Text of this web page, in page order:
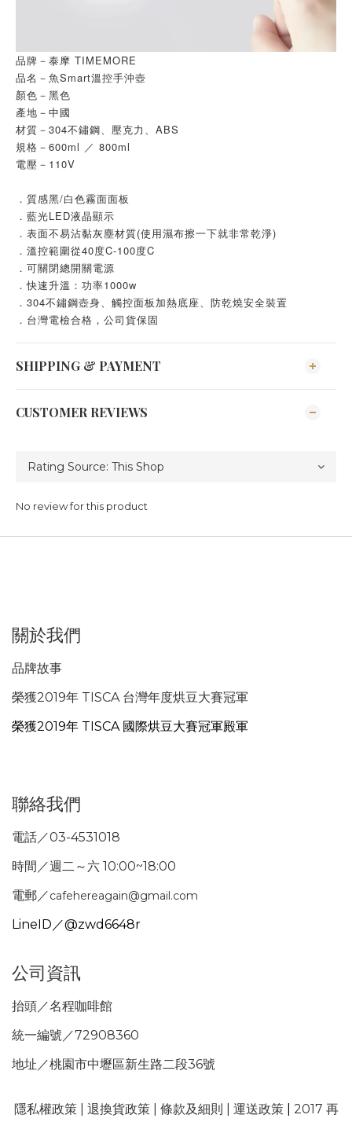
品牌－泰摩 TIMEMORE
品名－魚Smart溫控手沖壺
顏色－黑色
產地－中國
材質－304不鏽鋼、壓克力、ABS
規格－600ml ／ 800ml
電壓－110V
．質感黑/白色霧面面板
．藍光LED液晶顯示
．表面不易沾黏灰塵材質(使用濕布擦一下就非常乾淨)
．溫控範圍從40度C-100度C
．可關閉總開關電源
．快速升溫：功率1000w
．304不鏽鋼壺身、觸控面板加熱底座、防乾燒安全裝置
．台灣電檢合格，公司貨保固
SHIPPING & PAYMENT
CUSTOMER REVIEWS
No review for this product
關於我們
品牌故事
榮獲2019年 TISCA 台灣年度烘豆大賽冠軍
榮獲2019年 TISCA 國際烘豆大賽冠軍殿軍
聯絡我們
電話／03-4531018
時間／週二～六 10:00~18:00
電郵／cafehereagain@gmail.com
LineID／@zwd6648r
公司資訊
抬頭／名程咖啡館
統一編號／72908360
地址／桃園市中壢區新生路二段36號
隱私權政策 退換貨政策| 條款及細則 運送政策 2017 再